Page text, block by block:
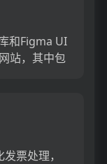
和Figma UI
站，其中包
票处理，